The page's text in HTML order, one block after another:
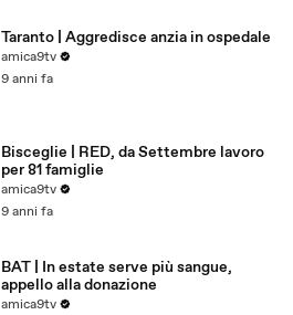
Taranto | Aggredisce anzia in ospedale
amica9tv
9 anni fa
Bisceglie | RED, da Settembre lavoro
per 81 famiglie
amica9tv
9 anni fa
BAT | In estate serve più sangue,
appello alla donazione
amica9tv